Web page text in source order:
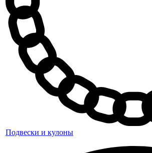
Подвески и кулоны